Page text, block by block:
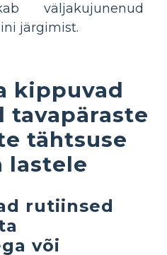
väljakujunenud
järgimist.
kippuvad
tavapäraste
tähtsuse
lastele
rutiinsed
või